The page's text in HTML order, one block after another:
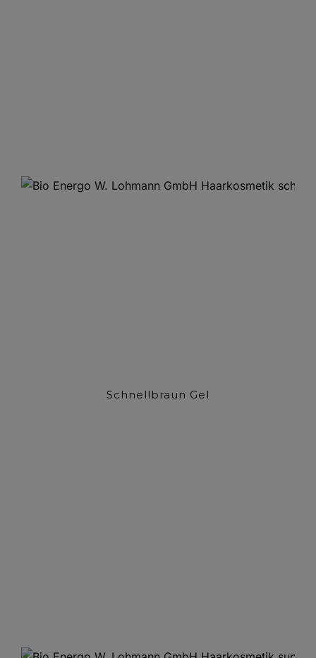
Schnellbraun Gel